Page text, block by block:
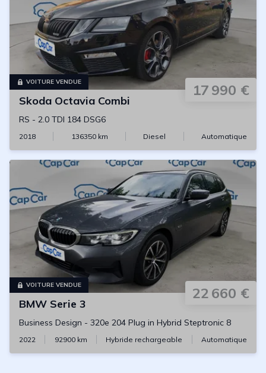
VOITURE VENDUE 17 990 €
Skoda Octavia Combi
RS - 2.0 TDI 184 DSG6
2018 136350km Diesel Automatique
VOITURE VENDUE 22 660 €
BMW Serie 3
Business Design - 320e 204 Plug in Hybrid Steptronic 8
2022 92900km Hybride rechargeable Automatique